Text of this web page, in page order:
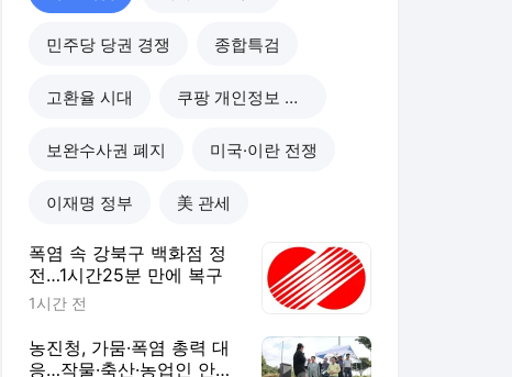
민주당 당권 경쟁 종합특검
고환율 시대 쿠팡 개인정보 유출
보완수사권 폐지 미국·이란 전쟁
이재명 정부 美 관세
폭염 속 강북구 백화점 정
전…1시간25분 만에 복구
1시간 전
농진청, 가뭄·폭염 총력 대
응…작물·축산·농업인 안전